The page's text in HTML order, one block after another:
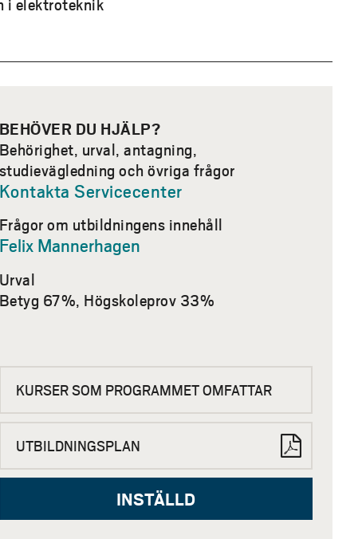
och
omfattar”.
BEHÖVER DU HJÄLP?
Behörighet, urval, antagning,
studievägledning och övriga frågor
Kontakta Servicecenter
Frågor om utbildningens innehåll
Felix Mannerhagen
Urval
Betyg 67%, Högskoleprov 33%
KURSER SOM PROGRAMMET OMFATTAR
UTBILDNINGSPLAN
INSTÄLLD